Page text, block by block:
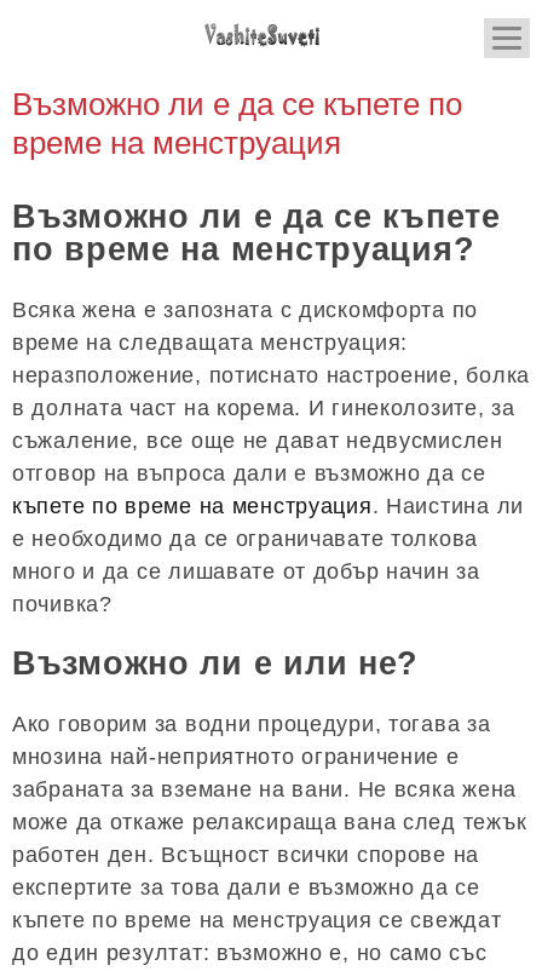
Възможно ли е да се къпете по
време на менструация
Възможно ли е да се къпете
по време на менструация?
Всяка жена е запозната с дискомфорта по
време на следващата менструация:
неразположение, потиснато настроение, болка
в долната част на корема. И гинеколозите, за
съжаление, все още не дават недвусмислен
отговор на въпроса дали е възможно да се
къпете по време на менструация. Наистина ли
е необходимо да се ограничавате толкова
много и да се лишавате от добър начин за
почивка?
Възможно ли е или не?
Ако говорим за водни процедури, тогава за
мнозина най-неприятното ограничение е
забраната за вземане на вани. Не всяка жена
може да откаже релаксираща вана след тежък
работен ден. Всъщност всички спорове на
експертите за това дали е възможно да се
къпете по време на менструация се свеждат
до един резултат: възможно е, но само със